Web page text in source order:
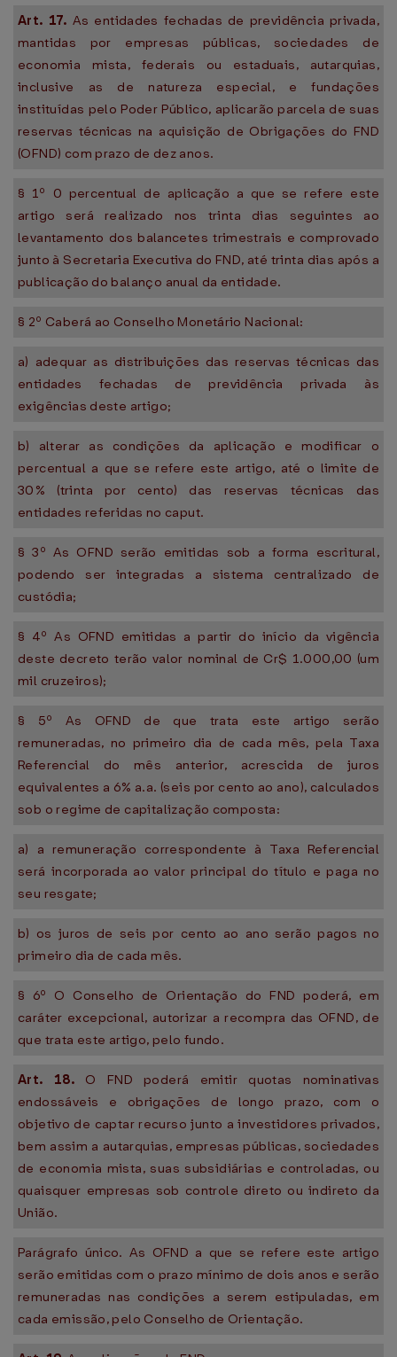
Art. 17. As entidades fechadas de previdência privada,
mantidas por empresas públicas, sociedades de
economia mista, federais ou estaduais, autarquias,
inclusive as de natureza especial, e fundações
instituídas pelo Poder Público, aplicarão parcela de suas
reservas técnicas na aquisição de Obrigações do FND
(OFND) com prazo de dez anos.
§ 1º 0 percentual de aplicação a que se refere este
artigo será realizado nos trinta dias seguintes ao
levantamento dos balancetes trimestrais e comprovado
junto à Secretaria Executiva do FND, até trinta dias após a
publicação do balanço anual da entidade.
§ 2º Caberá ao Conselho Monetário Nacional:
a) adequar as distribuições das reservas técnicas das
entidades fechadas de previdência privada às
exigências deste artigo;
b) alterar as condições da aplicação e modificar o
percentual a que se refere este artigo, até o limite de
30% (trinta por cento) das reservas técnicas das
entidades referidas no caput.
§ 3º As OFND serão emitidas sob a forma escritural,
podendo ser integradas a sistema centralizado de
custódia;
§ 4º As OFND emitidas a partir do início da vigência
deste decreto terão valor nominal de Cr$ 1.000,00 (um
mil cruzeiros);
§ 5º As OFND de que trata este artigo serão
remuneradas, no primeiro dia de cada mês, pela Taxa
Referencial do mês anterior, acrescida de juros
equivalentes a 6% a.a. (seis por cento ao ano), calculados
sob o regime de capitalização composta:
a) a remuneração correspondente à Taxa Referencial
será incorporada ao valor principal do título e paga no
seu resgate;
b) os juros de seis por cento ao ano serão pagos no
primeiro dia de cada mês.
§ 6º O Conselho de Orientação do FND poderá, em
caráter excepcional, autorizar a recompra das OFND, de
que trata este artigo, pelo fundo.
Art. 18. O FND poderá emitir quotas nominativas
endossáveis e obrigações de longo prazo, com o
objetivo de captar recurso junto a investidores privados,
bem assim a autarquias, empresas públicas, sociedades
de economia mista, suas subsidiárias e controladas, ou
quaisquer empresas sob controle direto ou indireto da
União.
Parágrafo único. As OFND a que se refere este artigo
serão emitidas com o prazo mínimo de dois anos e serão
remuneradas nas condições a serem estipuladas, em
cada emissão, pelo Conselho de Orientação.